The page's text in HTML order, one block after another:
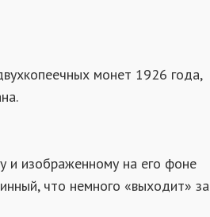
монет 1926 года,
и изображенному на его фоне
что немного «выходит» за